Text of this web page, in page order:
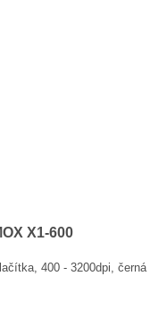
X1-600
400 - 3200dpi, černá